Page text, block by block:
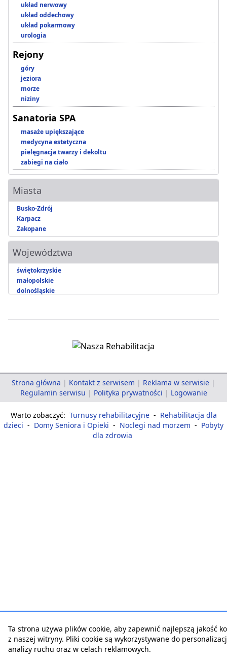
układ nerwowy
układ oddechowy
układ pokarmowy
urologia
Rejony
góry
jeziora
morze
niziny
Sanatoria SPA
masaże upiększające
medycyna estetyczna
pielęgnacja twarzy i dekoltu
zabiegi na ciało
Miasta
Busko-Zdrój
Karpacz
Zakopane
Województwa
świętokrzyskie
małopolskie
dolnośląskie
Strona główna | Kontakt z serwisem | Reklama w serwisie |
Regulamin serwisu | Polityka prywatności | Logowanie
Warto zobaczyć: Turnusy rehabilitacyjne - Rehabilitacja dla
dzieci - Domy Seniora i Opieki - Noclegi nad morzem - Pobyty
dla zdrowia
Ta strona używa plików cookie, aby zapewnić najlepszą jakość
z naszej witryny. Pliki cookie są wykorzystywane do
analizy ruchu oraz w celach reklamowych.